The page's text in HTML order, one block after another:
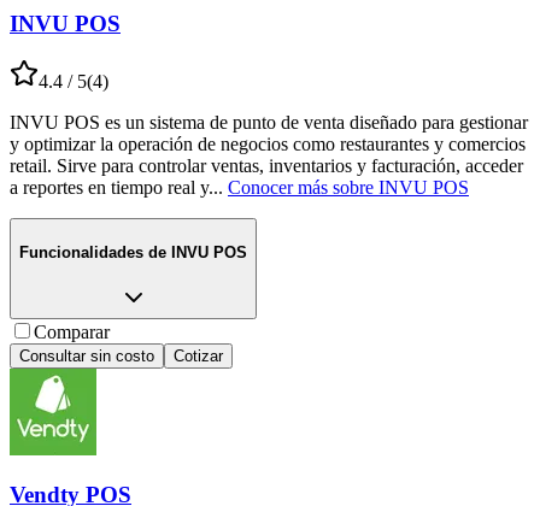
INVU POS
4.4 / 5(4)
INVU POS es un sistema de punto de venta diseñado para gestionar
y optimizar la operación de negocios como restaurantes y comercios
retail. Sirve para controlar ventas, inventarios y facturación, acceder
a reportes en tiempo real y... Conocer más sobre INVU POS
Funcionalidades de INVU POS
Comparar
Consultar sin costo Cotizar
Vendty POS